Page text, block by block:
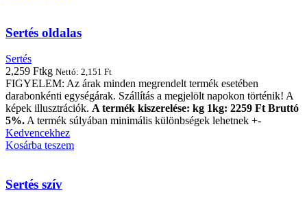
Sertés oldalas
Sertés
2,259 Ftkg Nettó: 2,151 Ft
FIGYELEM: Az árak minden megrendelt termék esetében
darabonkénti egységárak. Szállítás a megjelölt napokon történik! A
képek illusztrációk. A termék kiszerelése: kg 1kg: 2259 Ft Bruttó
5%. A termék súlyában minimális különbségek lehetnek +-
Kedvencekhez
Kosárba teszem
Sertés szív